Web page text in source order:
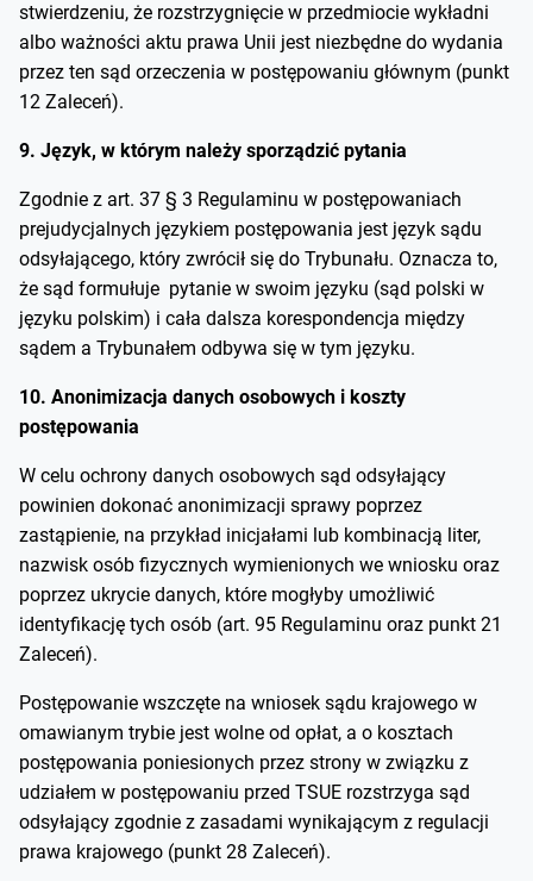
stwierdzeniu, że rozstrzygnięcie w przedmiocie wykładni
albo ważności aktu prawa Unii jest niezbędne do wydania
przez ten sąd orzeczenia w postępowaniu głównym (punkt
12 Zaleceń).
9. Język, w którym należy sporządzić pytania
Zgodnie z art. 37 § 3 Regulaminu w postępowaniach
prejudycjalnych językiem postępowania jest język sądu
odsyłającego, który zwrócił się do Trybunału. Oznacza to,
że sąd formułuje pytanie w swoim języku (sąd polski w
języku polskim) i cała dalsza korespondencja między
sądem a Trybunałem odbywa się w tym języku.
10. Anonimizacja danych osobowych i koszty
postępowania
W celu ochrony danych osobowych sąd odsyłający
powinien dokonać anonimizacji sprawy poprzez
zastąpienie, na przykład inicjałami lub kombinacją liter,
nazwisk osób fizycznych wymienionych we wniosku oraz
poprzez ukrycie danych, które mogłyby umożliwić
identyfikację tych osób (art. 95 Regulaminu oraz punkt 21
Zaleceń).
Postępowanie wszczęte na wniosek sądu krajowego w
omawianym trybie jest wolne od opłat, a o kosztach
postępowania poniesionych przez strony w związku z
udziałem w postępowaniu przed TSUE rozstrzyga sąd
odsyłający zgodnie z zasadami wynikającym z regulacji
prawa krajowego (punkt 28 Zaleceń).